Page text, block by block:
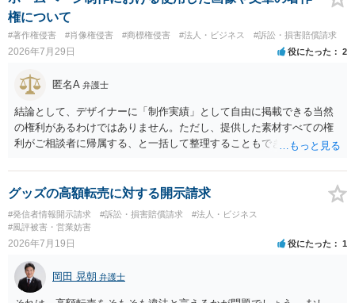
の計算がすべて損害とならないかと思いますので、損害額で争っても
良いかと思います。ご参考にしてください。
権について
#著作権侵害 #肖像権侵害 #商標権侵害 #法人・ビジネス #訴訟・損害賠償請求
2026年7月29日 役にたった 2
匿名A 弁護士
結論として、デザイナーに「制作実績」として自由に掲載できる当然
の権利があるわけではありません。ただし、提供した素材すべての権
利がご相談者に帰属する、と一括して整理することもできません。 ご
身が著作権者です。 他方、ブランド名、文字主体のロゴ、商品情報、
短いキャッチコピー、販売コンセプトなどは、通常、著作物には当た
りません。ただし、ロゴに独自の図形やイラスト等が含まれる場合に
は、その表現部分が著作物となる可能性があります。 また、人物写真
の著作権は撮影者に、肖像に関する権利は被写体本人に帰属します
わけではありません。デザイナーが独自に制作したイラストやバナー
等は別として、一般的なレイアウトや配色、依頼者から提供された素
グッズの高額転売に対する開示請求
#発信者情報開示請求 #訴訟・損害賠償請求
#法人・ビジネス
#風評被害・営業妨害
2026年7月19日 役にたった 1
岡田 晃朝 弁護士